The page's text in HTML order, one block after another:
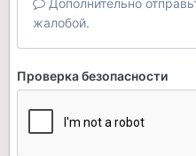
Дополнительно
жалобой.
Проверка безопасности